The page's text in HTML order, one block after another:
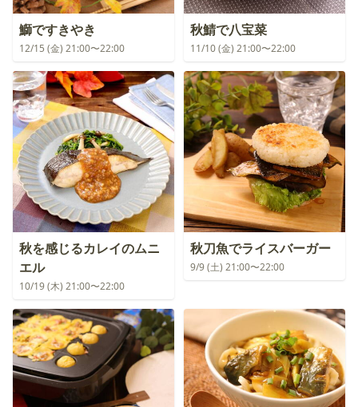
鰤ですきやき
12/15 (金) 21:00〜22:00
秋鯖で八宝菜
11/10 (金) 21:00〜22:00
秋を感じるカレイのムニ
エル
10/19 (木) 21:00〜22:00
秋刀魚でライスバーガー
9/9 (土) 21:00〜22:00